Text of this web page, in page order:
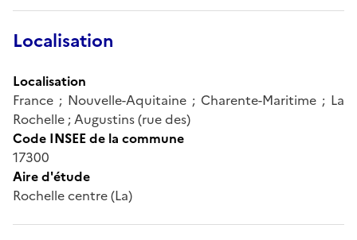
Localisation
Localisation
France ; Nouvelle-Aquitaine ; Charente-Maritime ; La
Rochelle ; Augustins (rue des)
Code INSEE de la commune
17300
Aire d'étude
Rochelle centre (La)